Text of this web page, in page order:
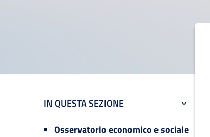
IN QUESTA SEZIONE
Osservatorio economico e sociale